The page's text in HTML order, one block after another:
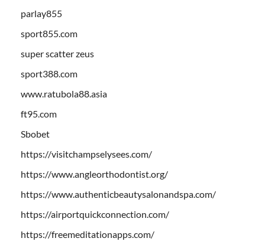
parlay855
sport855.com
super scatter zeus
sport388.com
www.ratubola88.asia
ft95.com
Sbobet
https://visitchampselysees.com/
https://www.angleorthodontist.org/
https://www.authenticbeautysalonandspa.com/
https://airportquickconnection.com/
https://freemeditationapps.com/